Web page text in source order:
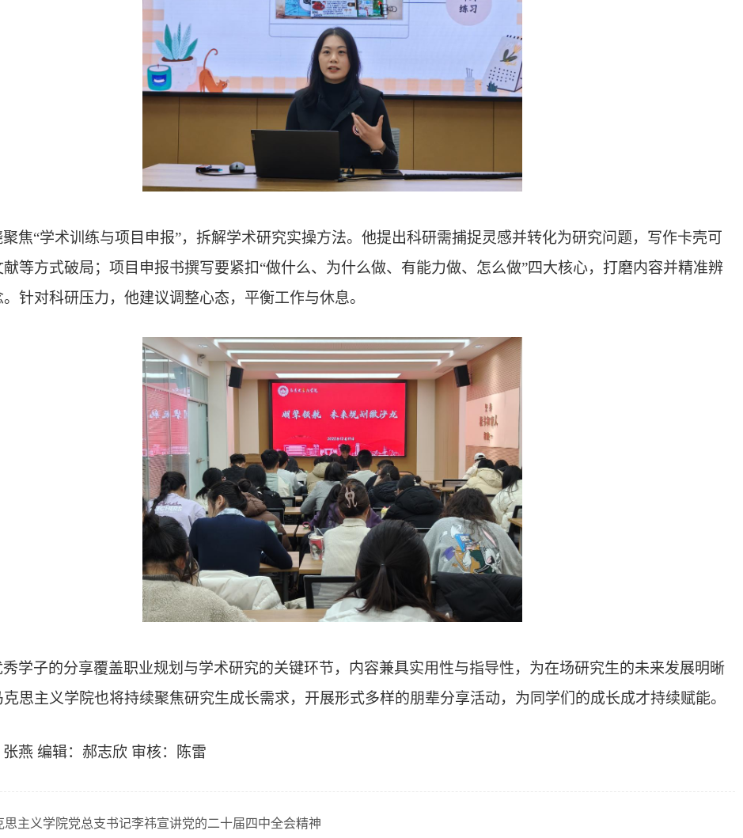
焦“学术训练与项目申报”，拆解学术研究实操方法。 他提出科研需捕捉灵感并转化为研究问题，写作卡壳可
等方式破局；项目申报书撰写要紧扣“做什么、为什么做、有能力做、怎么做”四大核心，打磨内容并精准辨
针对科研压力，他建议调整心态，平衡工作与休息。
秀学子的分享覆盖职业规划与学术研究的关键环节，内容兼具实用性与指导性，为在场研究生的未来发展明晰
克思主义学院也将持续聚焦研究生成长需求，开展形式多样的朋辈分享活动，为同学们的成长成才持续赋能。
燕 编辑：郝志欣 审核：陈雷
思主义学院党总支书记李祎宣讲党的二十届四中全会精神